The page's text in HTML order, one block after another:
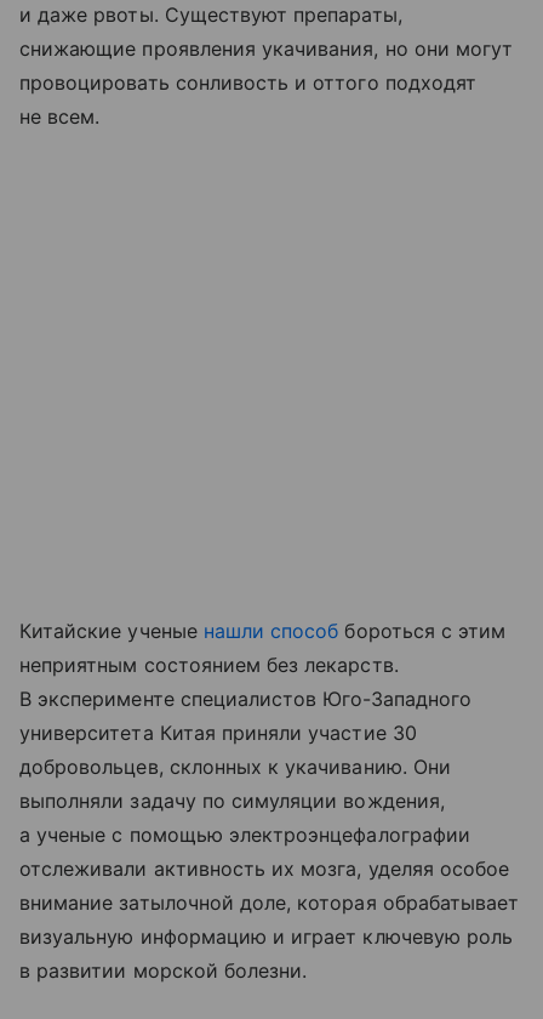
и даже рвоты. Существуют препараты,
снижающие проявления укачивания, но они могут
провоцировать сонливость и оттого подходят
не всем.
Китайские ученые нашли способ бороться с этим
неприятным состоянием без лекарств.
В эксперименте специалистов Юго-Западного
университета Китая приняли участие 30
добровольцев, склонных к укачиванию. Они
выполняли задачу по симуляции вождения,
а ученые с помощью электроэнцефалографии
отслеживали активность их мозга, уделяя особое
внимание затылочной доле, которая обрабатывает
визуальную информацию и играет ключевую роль
в развитии морской болезни.